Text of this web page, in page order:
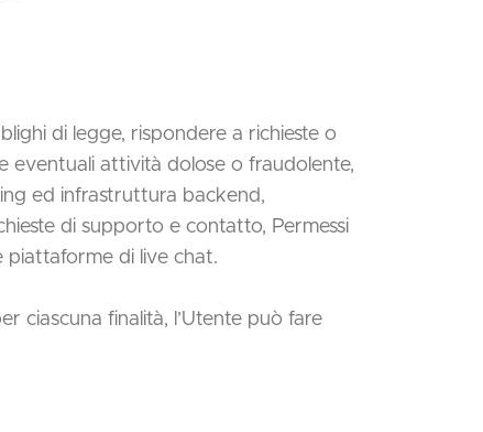
di legge, rispondere a richieste o
eventuali attività dolose o fraudolente,
ed infrastruttura backend,
di supporto e contatto, Permessi
piattaforme di live chat.
ciascuna finalità, l’Utente può fare